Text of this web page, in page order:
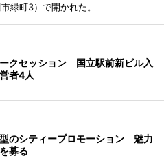
緑町3）で開かれた。
ークセッション 国立駅前新ビル入
者4人
のシティープロモーション 魅力
募る